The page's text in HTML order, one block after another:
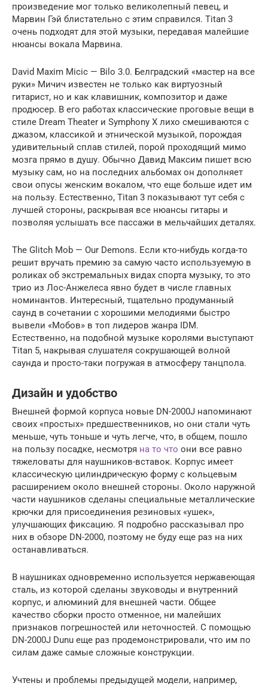
произведение мог только великолепный певец, и
Марвин Гэй блистательно с этим справился. Titan 3
очень подходят для этой музыки, передавая малейшие
нюансы вокала Марвина.
David Maxim Micic — Bilo 3.0. Белградский «мастер на все
руки» Мичич известен не только как виртуозный
гитарист, но и как клавишник, композитор и даже
продюсер. В его работах классические проговые вещи в
стиле Dream Theater и Symphony X лихо смешиваются с
джазом, классикой и этнической музыкой, порождая
удивительный сплав стилей, порой проходящий мимо
мозга прямо в душу. Обычно Давид Максим пишет всю
музыку сам, но на последних альбомах он дополняет
свои опусы женским вокалом, что еще больше идет им
на пользу. Естественно, Titan 3 показывают тут себя с
лучшей стороны, раскрывая все нюансы гитары и
позволяя услышать все пассажи в мельчайших деталях.
The Glitch Mob — Our Demons. Если кто-нибудь когда-то
решит вручать премию за самую часто используемую в
роликах об экстремальных видах спорта музыку, то это
трио из Лос-Анжелеса явно будет в числе главных
номинантов. Интересный, тщательно продуманный
саунд в сочетании с хорошими мелодиями быстро
вывели «Мобов» в топ лидеров жанра IDM.
Естественно, на подобной музыке королями выступают
Titan 5, накрывая слушателя сокрушающей волной
саунда и просто-таки погружая в атмосферу танцпола.
Дизайн и удобство
Внешней формой корпуса новые DN-2000J напоминают
своих «простых» предшественников, но они стали чуть
меньше, чуть тоньше и чуть легче, что, в общем, пошло
на пользу посадке, несмотря на то что они все равно
тяжеловаты для наушников-вставок. Корпус имеет
классическую цилиндрическую форму с кольцевым
расширением около внешней стороны. Около наружной
части наушников сделаны специальные металлические
крючки для присоединения резиновых «ушек»,
улучшающих фиксацию. Я подробно рассказывал про
них в обзоре DN-2000, поэтому не буду еще раз на них
останавливаться.
В наушниках одновременно используется нержавеющая
сталь, из которой сделаны звуководы и внутренний
корпус, и алюминий для внешней части. Общее
качество сборки просто отменное, ни малейших
признаков погрешностей или неточностей. С помощью
DN-2000J Dunu еще раз продемонстрировали, что им по
силам даже самые сложные конструкции.
Учтены и проблемы предыдущей модели, например,